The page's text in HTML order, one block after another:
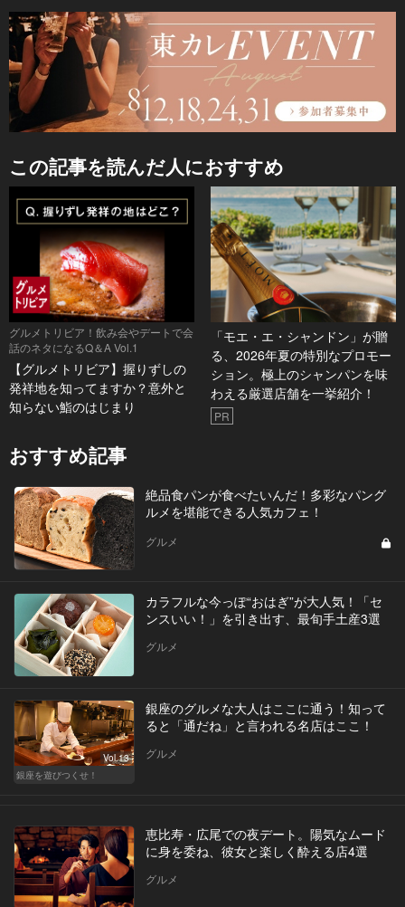
この記事を読んだ人におすすめ
グルメトリビア！飲み会やデートで会
話のネタになるQ＆A Vol.1
【グルメトリビア】握りずしの
発祥地を知ってますか？意外と
知らない鮨のはじまり
「モエ・エ・シャンドン」が贈
る、2026年夏の特別なプロモー
ション。極上のシャンパンを味
わえる厳選店舗を一挙紹介！
PR
おすすめ記事
絶品食パンが食べたいんだ！多彩なパング
ルメを堪能できる人気カフェ！
グルメ
カラフルな今っぽ“おはぎ”が大人気！「セ
ンスいい！」を引き出す、最旬手土産3選
グルメ
Vol.13
銀座を遊びつくせ！
銀座のグルメな大人はここに通う！知って
ると「通だね」と言われる名店はここ！
グルメ
恵比寿・広尾での夜デート。陽気なムード
に身を委ね、彼女と楽しく酔える店4選
グルメ